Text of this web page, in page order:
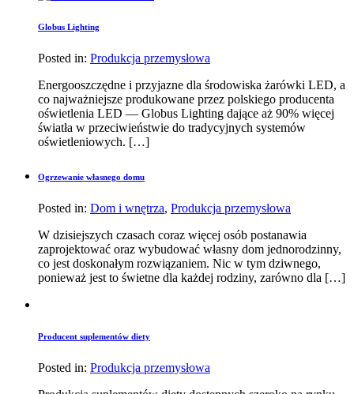
Globus Lighting
Posted in: Produkcja przemysłowa
Energooszczędne i przyjazne dla środowiska żarówki LED, a
co najważniejsze produkowane przez polskiego producenta
oświetlenia LED — Globus Lighting dające aż 90% więcej
światła w przeciwieństwie do tradycyjnych systemów
oświetleniowych. […]
Ogrzewanie własnego domu
Posted in: Dom i wnętrza, Produkcja przemysłowa
W dzisiejszych czasach coraz więcej osób postanawia
zaprojektować oraz wybudować własny dom jednorodzinny,
co jest doskonałym rozwiązaniem. Nic w tym dziwnego,
ponieważ jest to świetne dla każdej rodziny, zarówno dla […]
Producent suplementów diety
Posted in: Produkcja przemysłowa